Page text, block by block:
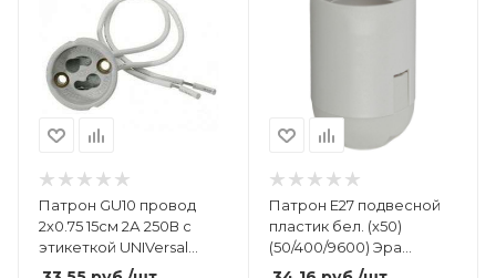
Патрон GU10 провод
2х0.75 15см 2А 250В с
этикеткой UNIVersal
5560718
Патрон E27 подвесной
пластик бел. (х50)
(50/400/9600) Эра
Б0043749